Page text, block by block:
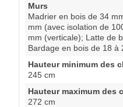
Murs
Madrier en bois de 34
mm (avec isolation de
mm (verticale); Latte de
Bardage en bois de 18 à
Hauteur minimum des
245 cm
Hauteur maximum des
272 cm